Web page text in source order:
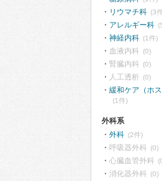
リウマチ科 (3
アレルギー科
神経内科 (1件)
血液内科 (0)
腎臓内科 (0)
人工透析 (0)
緩和ケア（ホス
(1件)
外科系
外科 (2件)
呼吸器外科 (0)
心臓血管外科
消化器外科 (0)